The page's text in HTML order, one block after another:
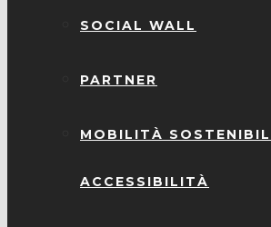
SOCIAL WALL
PARTNER
MOBILITÀ
ACCESSIBILITÀ